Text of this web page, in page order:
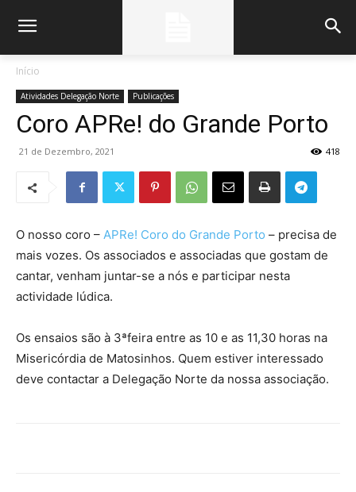
Início
Atividades Delegação Norte Publicações
Coro APRe! do Grande Porto
21 de Dezembro, 2021 418
O nosso coro – APRe! Coro do Grande Porto – precisa de
mais vozes. Os associados e associadas que gostam de
cantar, venham juntar-se a nós e participar nesta
actividade lúdica.
Os ensaios são à 3ªfeira entre as 10 e as 11,30 horas na
Misericórdia de Matosinhos. Quem estiver interessado
deve contactar a Delegação Norte da nossa associação.